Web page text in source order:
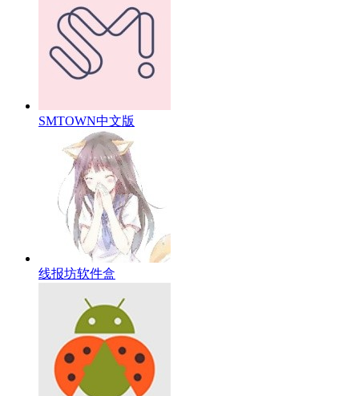
SMTOWN中文版
线报坊软件盒